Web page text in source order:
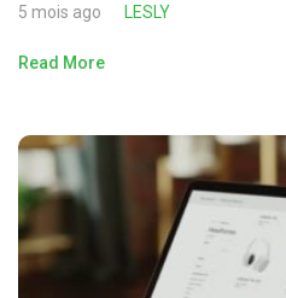
5 mois ago LESLY
Read More